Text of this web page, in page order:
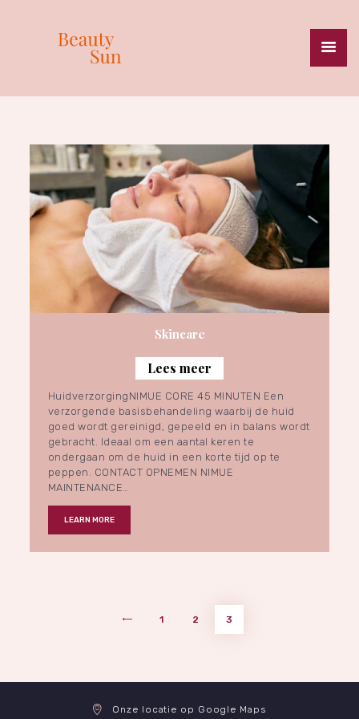
MASSAGES
SPECIALISATIES
PRIJSLIJST
ZONNESTUDIO
HEALTH & WEIGHT
ONZE MERKEN
OVER ONS
CONTACT
Skincare
Lees meer
HuidverzorgingNIMUE CORE 45 MINUTEN Een
verzorgende basisbehandeling waarbij de huid
goed wordt gereinigd, gepeeld en in balans wordt
gebracht. Ideaal om een aantal keren te
ondergaan om de huid in een korte tijd op te
peppen. CONTACT OPNEMEN NIMUE
MAINTENANCE…
LEARN MORE
<
PAGE
1 PAGE
2 PAGE
3
Onze locatie op Google Maps